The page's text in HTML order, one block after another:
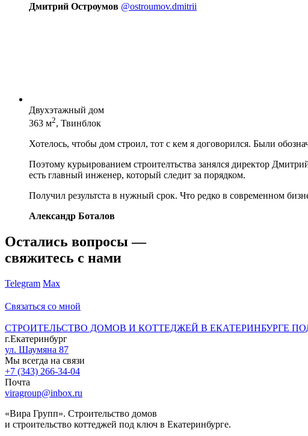
Дмитрий Остроумов @ostroumov.dmitrii
Двухэтажный дом
363 м2, Твинблок
Хотелось, чтобы дом строил, тот с кем я договорился. Были
Поэтому курьированием строителтьства занялся директор
есть главный инженер, который следит за порядком.
Получил результста в нужный срок. Что редко в современном
Александр Боталов
Остались вопросы —
свяжитесь с нами
Telegram Max
Связаться со мной
СТРОИТЕЛЬСТВО ДОМОВ И КОТТЕДЖЕЙ В ЕКАТЕРИНБУРГЕ
г.Екатеринбург
ул. Шаумяна 87
Мы всегда на связи
+7 (343) 266-34-04
Почта
viragroup@inbox.ru
«Вира Групп». Строительство домов
и строительство коттеджей под ключ в Екатеринбурге.